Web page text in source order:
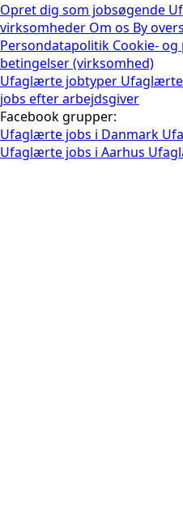
Opret dig som jobsøgende
virksomheder Om os By
Persondatapolitik Cookie-
betingelser (virksomhed)
Ufaglærte jobtyper
jobs efter arbejdsgiver
Facebook grupper:
Ufaglærte jobs i Danmark
Ufaglærte jobs i Aarhus